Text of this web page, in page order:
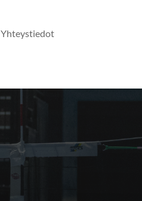
Yhteystiedot